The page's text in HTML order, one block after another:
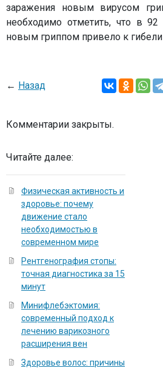
заражения новым вирусом
необходимо отметить, что в 92
новым гриппом привело к гибели
← Назад
Комментарии закрыты.
Читайте далее:
Физическая активность и
здоровье: почему
движение стало
необходимостью в
современном мире
Рентгенография стопы:
точная диагностика за 15
минут
Минифлебэктомия:
современный подход к
лечению варикозного
расширения вен
Здоровье волос: причины